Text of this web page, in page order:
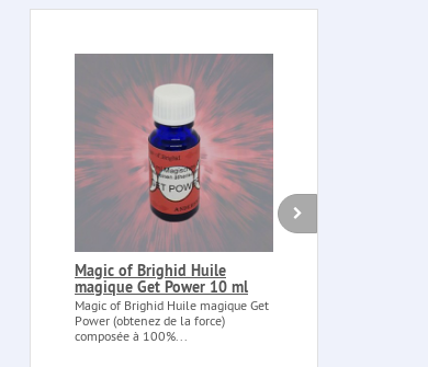
Magic of Brighid Huile
magique Get Power 10 ml
Magic of Brighid Huile magique Get
Power (obtenez de la force)
composée à 100%...